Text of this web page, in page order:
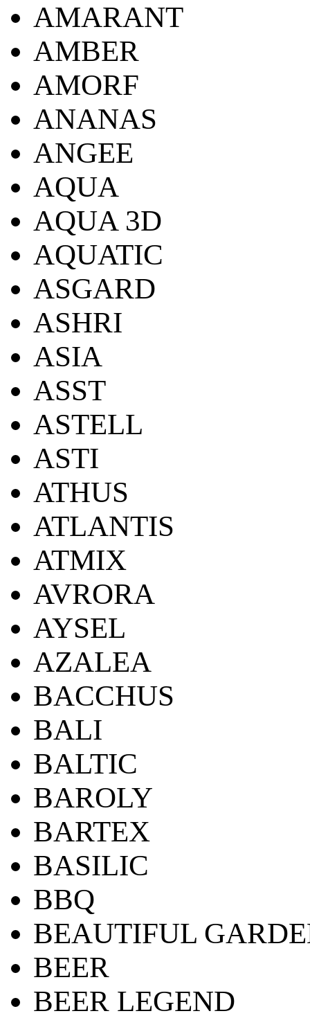
AMARANT
AMBER
AMORF
ANANAS
ANGEE
AQUA
AQUA 3D
AQUATIC
ASGARD
ASHRI
ASIA
ASST
ASTELL
ASTI
ATHUS
ATLANTIS
ATMIX
AVRORA
AYSEL
AZALEA
BACCHUS
BALI
BALTIC
BAROLY
BARTEX
BASILIC
BBQ
BEAUTIFUL
BEER
BEER LEGEND